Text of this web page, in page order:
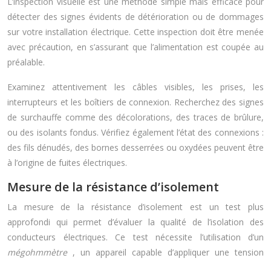
détecter des signes évidents de détérioration ou de dommages
sur votre installation électrique. Cette inspection doit être menée
avec précaution, en s’assurant que l’alimentation est coupée au
préalable.
Examinez attentivement les câbles visibles, les prises, les
interrupteurs et les boîtiers de connexion. Recherchez des signes
de surchauffe comme des décolorations, des traces de brûlure,
ou des isolants fondus. Vérifiez également l’état des connexions :
des fils dénudés, des bornes desserrées ou oxydées peuvent être
à l’origine de fuites électriques.
Mesure de la résistance d’isolement
La mesure de la résistance d’isolement est un test plus
approfondi qui permet d’évaluer la qualité de l’isolation des
conducteurs électriques. Ce test nécessite l’utilisation d’un
mégohmmètre , un appareil capable d’appliquer une tension